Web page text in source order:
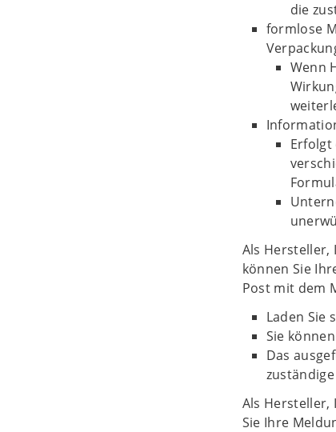
die
formlose
Wenn
Als
können Sie
Post mit dem
Laden Sie
Sie
Das
Als
Sie Ihre